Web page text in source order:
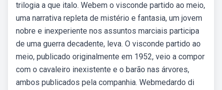
trilogia a que italo. Webem o visconde partido ao meio,
uma narrativa repleta de mistério e fantasia, um jovem
nobre e inexperiente nos assuntos marciais participa
de uma guerra decadente, leva. O visconde partido ao
meio, publicado originalmente em 1952, veio a compor
com o cavaleiro inexistente e o barão nas árvores,
ambos publicados pela companhia. Webmedardo di